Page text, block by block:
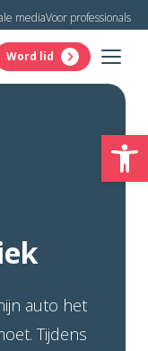
mediaVoor professionals
Word lid
auto het
Tijdens